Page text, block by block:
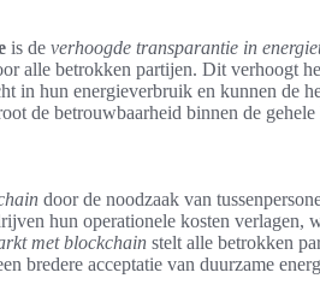
is de verhoogde transparantie in
alle betrokken partijen. Dit verhoogt
in hun energieverbruik en kunnen de
de betrouwbaarheid binnen de gehele
door de noodzaak van
hun operationele kosten verlagen,
met blockchain stelt alle betrokken
bredere acceptatie van duurzame